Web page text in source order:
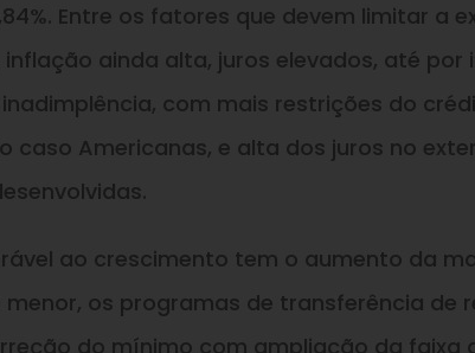
Entre os fatores que devem limitar a
ainda alta, juros elevados, até por
com mais restrições do
caso Americanas, e alta dos juros no
ao crescimento tem o aumento da
os programas de transferência de
do mínimo com ampliação da faixa